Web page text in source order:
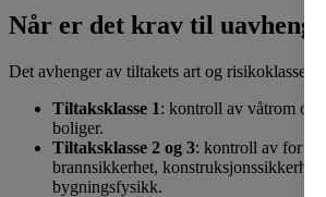
Når er det krav til
Det avhenger av tiltakets art og risikoklasse.
Tiltaksklasse 1: kontroll av våtrom og
boliger.
Tiltaksklasse 2 og 3: kontroll av for
brannsikkerhet, konstruksjonssikkerhet,
bygningsfysikk.